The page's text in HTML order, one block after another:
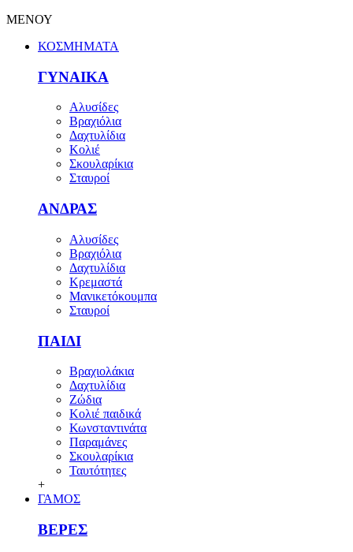
ΜΕΝΟΥ
ΚΟΣΜΗΜΑΤΑ
ΓΥΝΑΙΚΑ
Αλυσίδες
Βραχιόλια
Δαχτυλίδια
Κολιέ
Σκουλαρίκια
Σταυροί
ΑΝΔΡΑΣ
Αλυσίδες
Βραχιόλια
Δαχτυλίδια
Κρεμαστά
Μανικετόκουμπα
Σταυροί
ΠΑΙΔΙ
Βραχιολάκια
Δαχτυλίδια
Ζώδια
Κολιέ παιδικά
Κωνσταντινάτα
Παραμάνες
Σκουλαρίκια
Ταυτότητες
+
ΓΑΜΟΣ
ΒΕΡΕΣ